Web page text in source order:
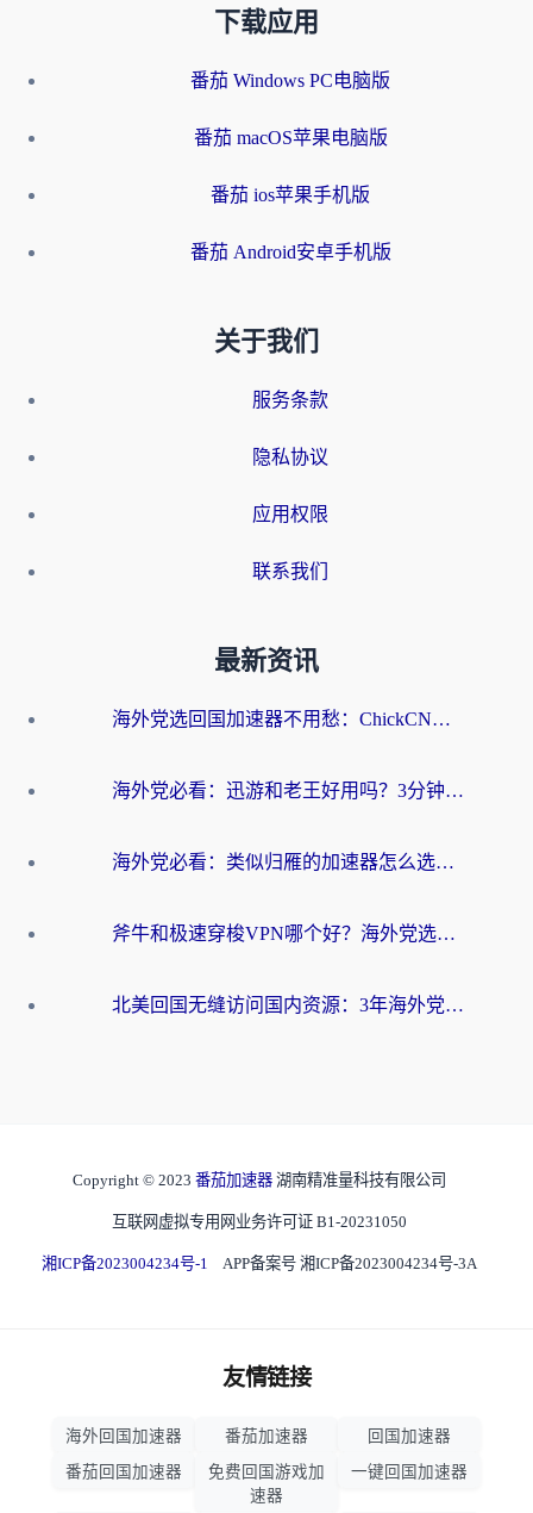
下载应用
番茄 Windows PC电脑版
番茄 macOS苹果电脑版
番茄 ios苹果手机版
番茄 Android安卓手机版
关于我们
服务条款
隐私协议
应用权限
联系我们
最新资讯
海外党选回国加速器不用愁：ChickCN和洞见哪个好？一篇搞定所有疑问
海外党必看：迅游和老王好用吗？3分钟选对加速国内网络的加速器
海外党必看：类似归雁的加速器怎么选？一篇搞定无缝访问国内资源
斧牛和极速穿梭VPN哪个好？海外党选回国加速器必看的真实对比与避坑指南
北美回国无缝访问国内资源：3年海外党亲测的加速器选择指南
Copyright © 2023 番茄加速器 湖南精准量科技有限公司
互联网虚拟专用网业务许可证 B1-20231050
湘ICP备2023004234号-1 APP备案号 湘ICP备2023004234号-3A
友情链接
海外回国加速器 番茄加速器
回国加速器
番茄回国加速器
免费回国游戏加
速器
一键回国加速器